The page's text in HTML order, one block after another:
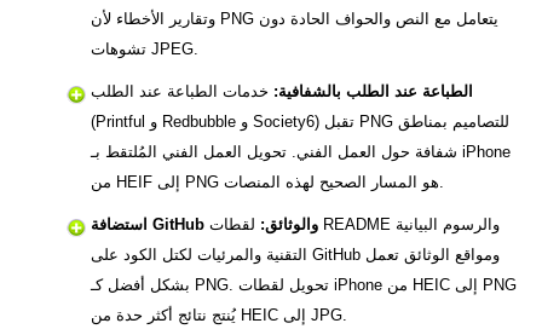
وتقارير الأخطاء لأن PNG يتعامل مع النص والحواف الحادة دون
تشوهات JPEG.
الطباعة عند الطلب بالشفافية: خدمات الطباعة عند الطلب
(Printful و Redbubble و Society6) تقبل PNG للتصاميم بمناطق
شفافة حول العمل الفني. تحويل العمل الفني المُلتقط بـ iPhone
من HEIF إلى PNG هو المسار الصحيح لهذه المنصات.
استضافة GitHub والوثائق: لقطات README والرسوم البيانية
التقنية والمرئيات لكتل الكود على GitHub ومواقع الوثائق تعمل
بشكل أفضل كـ PNG. تحويل لقطات iPhone من HEIC إلى PNG
يُنتج نتائج أكثر حدة من HEIC إلى JPG.